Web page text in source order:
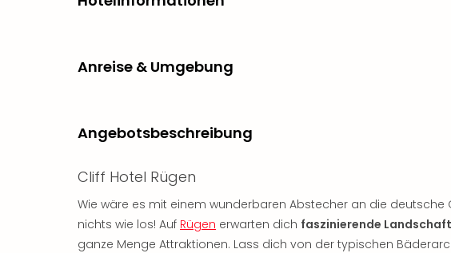
Anreise & Umgebung
Angebotsbeschreibung
Cliff Hotel Rügen
Wie wäre es mit einem wunderbaren Abstecher an die deutsche
nichts wie los! Auf Rügen erwarten dich faszinierende
ganze Menge Attraktionen. Lass dich von der typischen